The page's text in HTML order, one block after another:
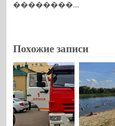
��������...
Похожие записи